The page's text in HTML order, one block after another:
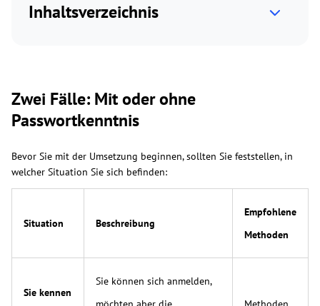
Inhaltsverzeichnis
Zwei Fälle: Mit oder ohne
Passwortkenntnis
Bevor Sie mit der Umsetzung beginnen, sollten Sie feststellen, in
welcher Situation Sie sich befinden:
Situation Beschreibung
Empfohlene
Methoden
Sie kennen
Sie können sich anmelden,